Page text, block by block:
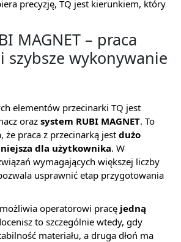
precyzję, TQ jest kierunkiem, który
MAGNET – praca
szybsze wykonywanie
elementów przecinarki TQ jest
oraz system RUBI MAGNET. To
że praca z przecinarką jest dużo
dla użytkownika. W
wymagających większej liczby
usprawnić etap przygotowania
operatorowi pracę jedną
to szczególnie wtedy, gdy
materiału, a druga dłoń ma